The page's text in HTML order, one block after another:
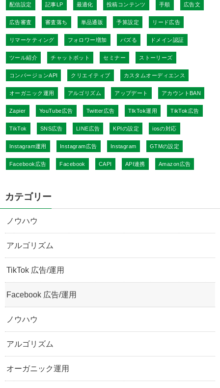
配信設定 記事LP 最適化 投稿コンテンツ 手順 広告文
広告審査 審査落ち 単品通販 予算設定 リード広告
リマーケティング フォロワー増加 バズる ドメイン認証
ツール紹介 チャットボット セミナー ストーリーズ
コンバージョンAPI クリエイティブ カスタムオーディエンス
オーガニック運用 アルゴリズム アップデート アカウントBAN
Zapier YouTube広告 Twitter広告 TIkTok運用 TikTok広告
TikTok SNS広告 LINE広告 KPIの設定 iosの対応
Instagram運用 Instagram広告 Instagram GTMの設定
Facebook広告 Facebook CAPI API連携 Amazon広告
カテゴリー
ノウハウ
アルゴリズム
TikTok 広告/運用
Facebook 広告/運用
ノウハウ
アルゴリズム
オーガニック運用